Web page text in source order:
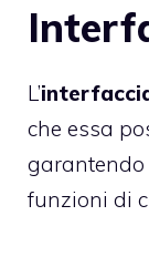
L’
che essa
garantendo
funzioni di